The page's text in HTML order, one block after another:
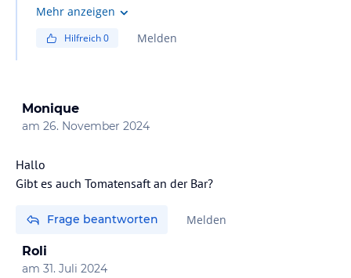
Mehr anzeigen
Hilfreich0 Melden
Monique
am 26. November 2024
Hallo
Frage beantworten Melden
Roli
am 31. Juli 2024